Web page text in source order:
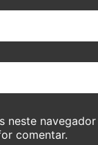
neste
comentar.